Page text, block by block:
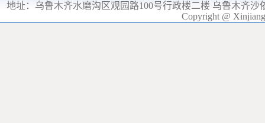
地址： 乌鲁木齐水磨沟区观园路100号行政楼二楼 乌鲁木齐沙
Copyright @